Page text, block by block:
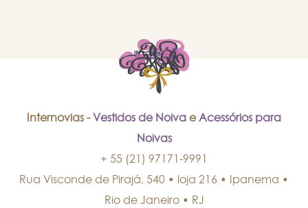
Internovias - Vestidos de Noiva eAcessórios para
Noivas
+ 55 (21) 97171-9991
Rua Visconde de Pirajá, 540 • loja 216 • Ipanema •
Rio de Janeiro• RJ